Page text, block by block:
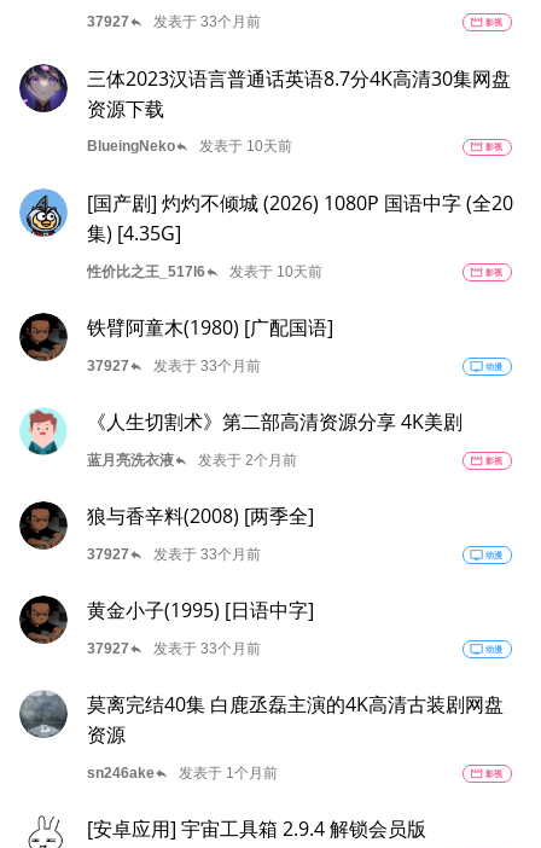
37927reply 发表于 33个月前 movie 影视
三体2023汉语言普通话英语8.7分4K高清30集网盘
资源下载
BlueingNekoreply 发表于 10天前 movie 影视
[国产剧] 灼灼不倾城 (2026) 1080P 国语中字 (全20
集) [4.35G]
性价比之王_517l6reply 发表于 10天前 movie 影视
铁臂阿童木(1980) [广配国语]
37927reply 发表于 33个月前 tv 动漫
《人生切割术》第二部高清资源分享 4K美剧
蓝月亮洗衣液reply 发表于 2个月前 movie 影视
狼与香辛料(2008) [两季全]
37927reply 发表于 33个月前 tv 动漫
黄金小子(1995) [日语中字]
37927reply 发表于 33个月前 tv 动漫
莫离完结40集 白鹿丞磊主演的4K高清古装剧网盘
资源
sn246akereply 发表于 1个月前 movie 影视
[安卓应用] 宇宙工具箱 2.9.4 解锁会员版